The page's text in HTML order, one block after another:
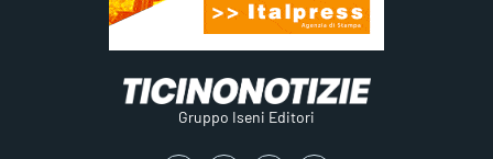
Gruppo Iseni Editori